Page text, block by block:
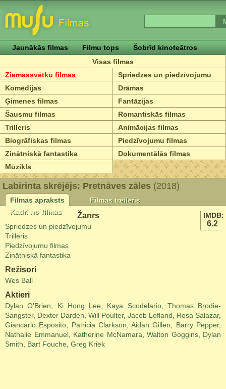
Jaunākās filmas Filmu tops
Šobrīd kinoteātros
Visas filmas
Ziemassvētku filmas
Spriedzes un piedzīvojumu
Komēdijas
Drāmas
Ģimenes filmas
Fantāzijas
Šausmu filmas
Romantiskās filmas
Trilleris
Animācijas filmas
Biogrāfiskas filmas
Piedzīvojumu filmas
Zinātniskā fantastika
Dokumentālās filmas
Mūzikls
Labirinta skrējējs: Pretnāves zāles (2018)
Filmas apraksts
Filmas treileris
Kadri no filmas
IMDB:
6.2
Žanrs
Spriedzes un piedzīvojumu
Trilleris
Piedzīvojumu filmas
Zinātniskā fantastika
Režisori
Wes Ball
Aktieri
Dylan O'Brien Ki Hong Lee Kaya Scodelario, Thomas Brodie-
Sangster, Dexter Darden Will Poulter, Jacob Lofland Rosa Salazar,
Giancarlo Esposito
Patricia Clarkson ,Aidan Gillen Barry Pepper,
Nathalie Emmanuel, Katherine McNamara Walton Goggins, Dylan
Smith
Bart Fouche Greg Kriek